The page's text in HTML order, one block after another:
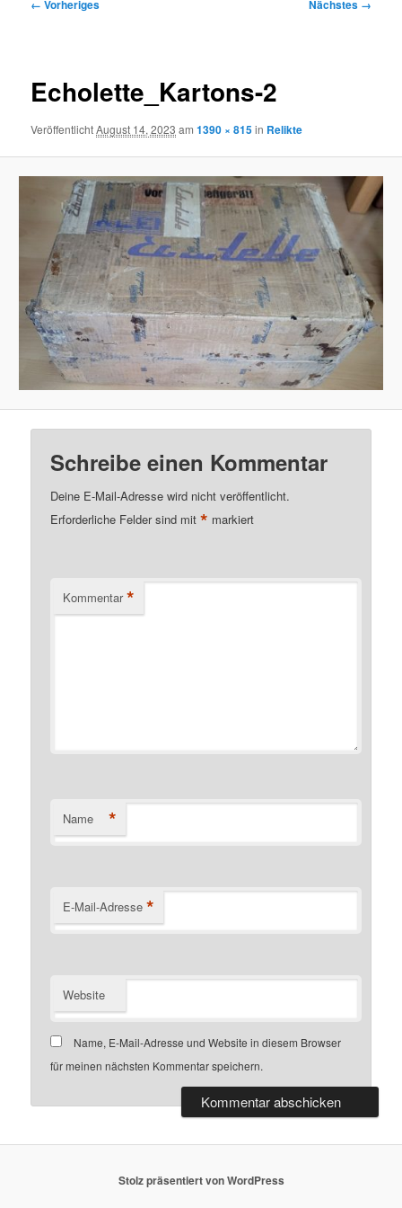
← Vorheriges Nächstes →
Echolette_Kartons-2
VeröffentlichtAugust 14, 2023 am1390 × 815in Relikte
Schreibe einen Kommentar
Deine E-Mail-Adresse wird nicht veröffentlicht.
Erforderliche Felder sind mit* markiert
Kommentar *
Name *
E-Mail-Adresse *
Website
Name, E-Mail-Adresse und Website in diesem Browser
für meinen nächsten Kommentar speichern.
Stolz präsentiert von WordPress